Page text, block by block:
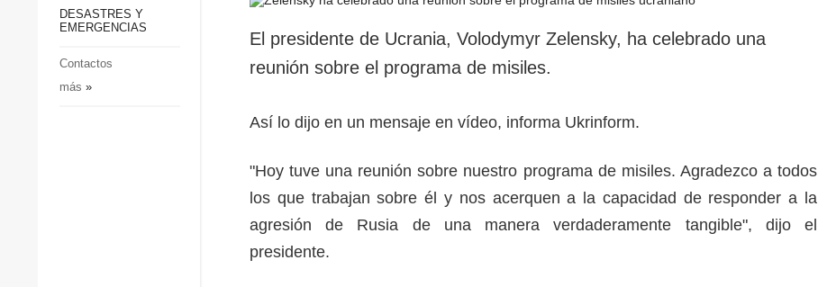
Sociedad y Cultura
Desastres y emergencias
DESASTRES Y
EMERGENCIAS
Contactos
más »
El presidente de Ucrania, Volodymyr Zelensky, ha celebrado una
reunión sobre el programa de misiles.
Así lo dijo en un mensaje en vídeo, informa Ukrinform.
"Hoy tuve una reunión sobre nuestro programa de misiles. Agradezco a todos
los que trabajan sobre él y nos acerquen a la capacidad de responder a la
agresión de Rusia de una manera verdaderamente tangible", dijo el
presidente.